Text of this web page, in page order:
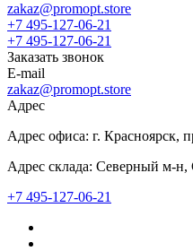
zakaz@promopt.store
+7 495-127-06-21
+7 495-127-06-21
Заказать звонок
E-mail
zakaz@promopt.store
Адрес
Адрес офиса: г. Красноярск,
Адрес склада: Северный м-н,
+7 495-127-06-21